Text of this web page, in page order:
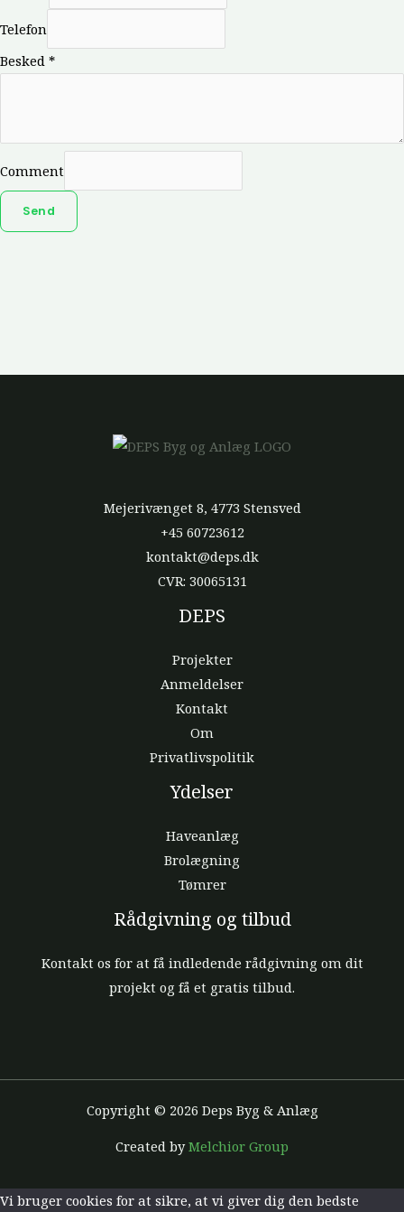
Telefon
Besked *
Comment
Send
Mejerivænget 8, 4773 Stensved
+45 60723612
kontakt@deps.dk
CVR: 30065131
DEPS
Projekter
Anmeldelser
Kontakt
Om
Privatlivspolitik
Ydelser
Haveanlæg
Brolægning
Tømrer
Rådgivning og tilbud
Kontakt os for at få indledende rådgivning om dit
projekt og få et gratis tilbud.
Copyright © 2026 Deps Byg & Anlæg
Created byMelchior Group
Vi bruger cookies for at sikre, at vi giver dig den bedste